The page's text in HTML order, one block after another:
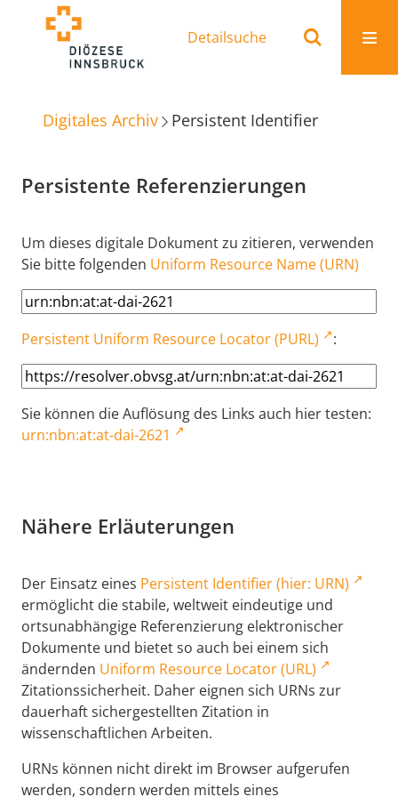
Detailsuche
Digitales Archiv Persistent Identifier
Persistente Referenzierungen
Um dieses digitale Dokument zu zitieren, verwenden
Sie bitte folgenden Uniform Resource Name (URN)
Persistent Uniform Resource Locator (PURL) :
Sie können die Auflösung des Links auch hier testen:
urn:nbn:at:at-dai-2621
Nähere Erläuterungen
Der Einsatz eines Persistent Identifier (hier: URN)
ermöglicht die stabile, weltweit eindeutige und
ortsunabhängige Referenzierung elektronischer
Dokumente und bietet so auch bei einem sich
ändernden Uniform Resource Locator (URL)
Zitationssicherheit. Daher eignen sich URNs zur
dauerhaft sichergestellten Zitation in
wissenschaftlichen Arbeiten.
URNs können nicht direkt im Browser aufgerufen
werden, sondern werden mittels eines